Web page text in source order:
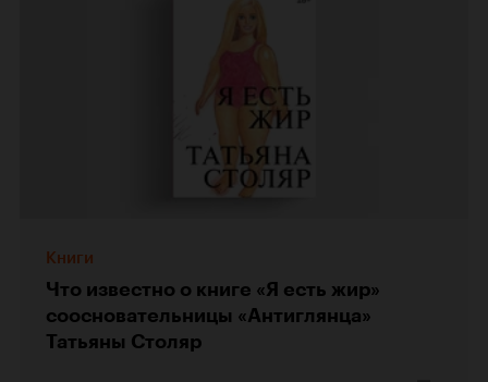
Книги
Что известно о книге «Я есть жир»
соосновательницы «Антиглянца»
Татьяны Столяр